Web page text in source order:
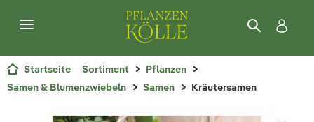
Startseite Sortiment
Pflanzen
Samen & Blumenzwiebeln
Samen Kräutersamen